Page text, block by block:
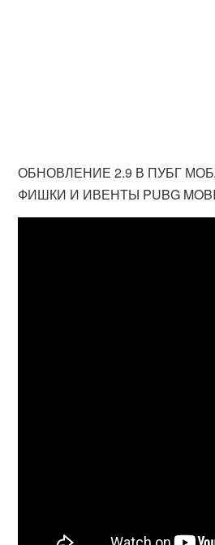
ОБНОВЛЕНИЕ 2.9 В ПУБГ
ФИШКИ И ИВЕНТЫ PUBG